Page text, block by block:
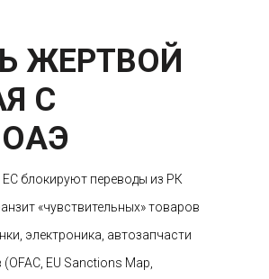
ЖЕРТВОЙ
С
блокируют переводы из РК
«чувствительных» товаров
электроника, автозапчасти
EU Sanctions Map,